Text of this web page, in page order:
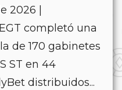
2026 |
completó una
de 170 gabinetes
ST en 44
distribuidos...